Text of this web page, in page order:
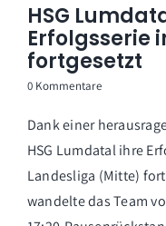
HSG
Erfolgsserie
fortgesetzt
0 Kommentare
Dank einer
HSG Lumdatal ihre
Landesliga (Mitte)
wandelte das Team